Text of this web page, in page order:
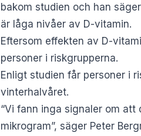
bakom studien och han
är låga nivåer av D-vitamin.
Eftersom effekten av D-
personer i riskgrupperna.
Enligt studien får personer i
vinterhalvåret.
“Vi fann inga signaler om
mikrogram”, säger Peter